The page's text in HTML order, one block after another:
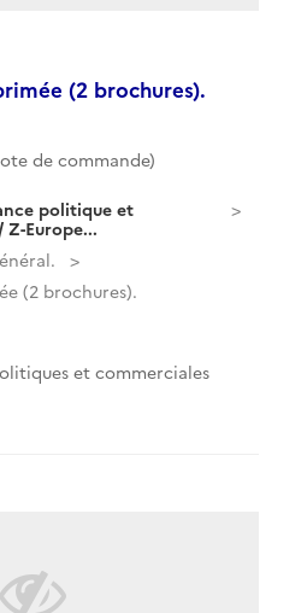
(2 brochures).
de commande)
politique et
Z-Europe...
(2 brochures).
et commerciales